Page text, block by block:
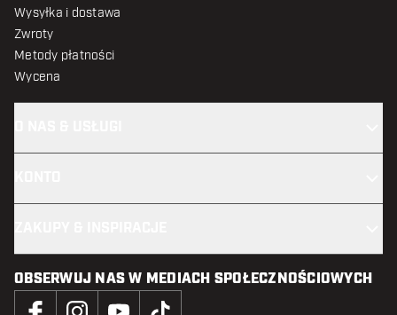
Wysyłka i dostawa
Zwroty
Metody płatności
Wycena
OBSERWUJ NAS W MEDIACH SPOŁECZNOŚCIOWYCH